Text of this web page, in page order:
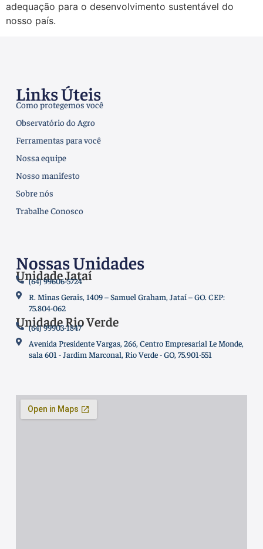
adequação para o desenvolvimento sustentável do
nosso país.
Links Úteis
Como protegemos você
Observatório do Agro
Ferramentas para você
Nossa equipe
Nosso manifesto
Sobre nós
Trabalhe Conosco
Nossas Unidades
Unidade Jataí
(64) 99606-5724
R. Minas Gerais, 1409 – Samuel Graham, Jataí – GO. CEP:
75.804-062
Unidade Rio Verde
(64) 99903-1847
Avenida Presidente Vargas, 266, Centro Empresarial Le Monde,
sala 601 - Jardim Marconal, Rio Verde - GO, 75.901-551